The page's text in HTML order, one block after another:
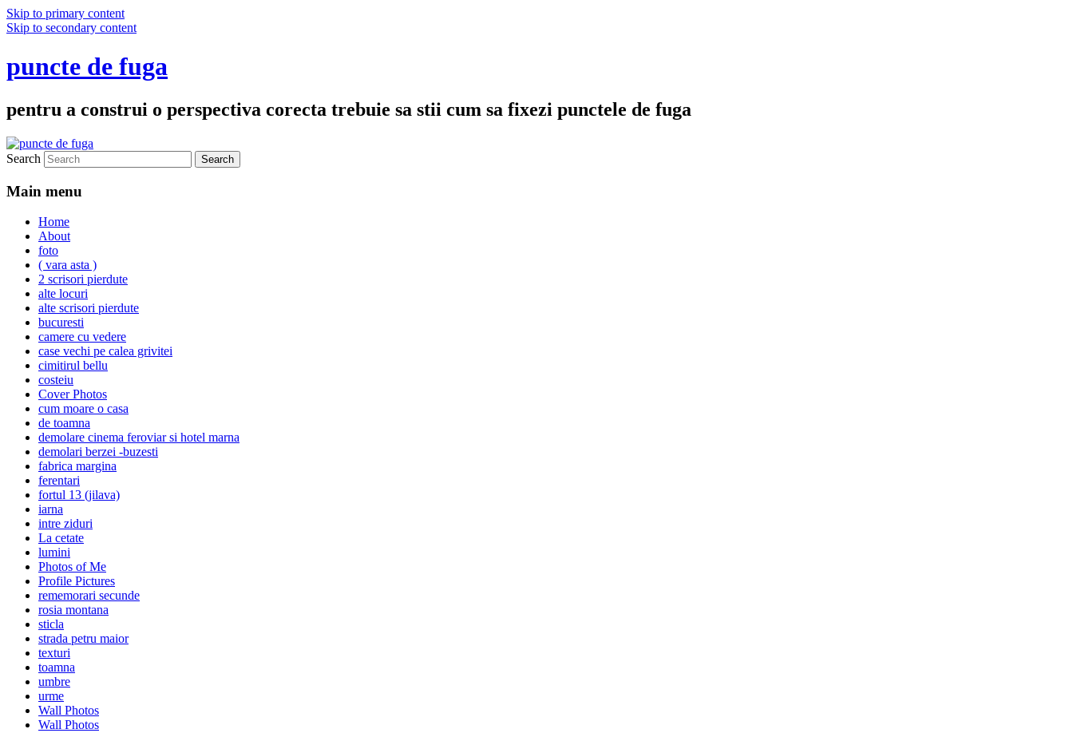
Skip to primary content
Skip to secondary content
puncte de fuga
pentru a construi o perspectiva corecta trebuie sa stii cum sa fixezi punctele de fuga
Search
Main menu
Home
About
foto
( vara asta )
2 scrisori pierdute
alte locuri
alte scrisori pierdute
bucuresti
camere cu vedere
case vechi pe calea grivitei
cimitirul bellu
costeiu
Cover Photos
cum moare o casa
de toamna
demolare cinema feroviar si hotel marna
demolari berzei -buzesti
fabrica margina
ferentari
fortul 13 (jilava)
iarna
intre ziduri
La cetate
lumini
Photos of Me
Profile Pictures
rememorari secunde
rosia montana
sticla
strada petru maior
texturi
toamna
umbre
urme
Wall Photos
Wall Photos